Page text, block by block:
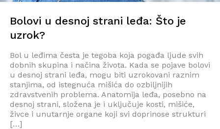
Bolovi u desnoj strani leđa: Što je
uzrok?
Bol u leđima česta je tegoba koja pogađa ljude svih
dobnih skupina i načina života. Kada se pojave bolovi
u desnoj strani leđa, mogu biti uzrokovani raznim
stanjima, od istegnuća mišića do ozbiljnijih
zdravstvenih problema. Anatomija leđa, posebno na
desnoj strani, složena je i uključuje kosti, mišiće,
živce i unutarnje organe koji svi doprinose strukturi
[…]